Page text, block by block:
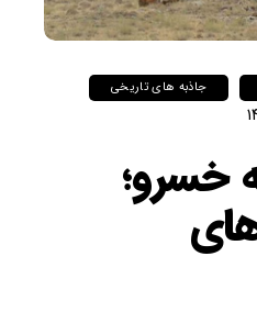
جاذبه های تاریخی
خسرو؛